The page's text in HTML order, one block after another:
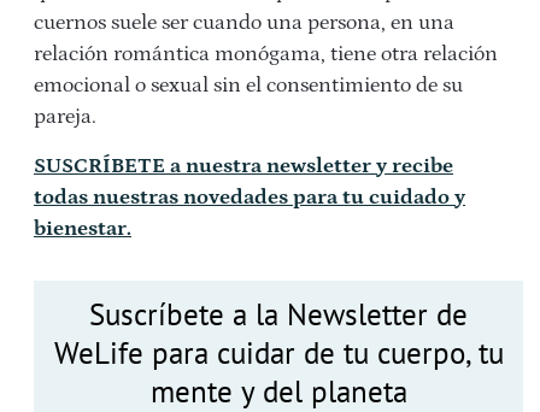
cuernos suele ser cuando una persona, en una
relación romántica monógama, tiene otra relación
emocional o sexual sin el consentimiento de su
pareja.
SUSCRÍBETE a nuestra newsletter y recibe
todas nuestras novedades para tu cuidado y
bienestar.
Suscríbete a la Newsletter de
WeLife para cuidar de tu cuerpo, tu
mente y del planeta